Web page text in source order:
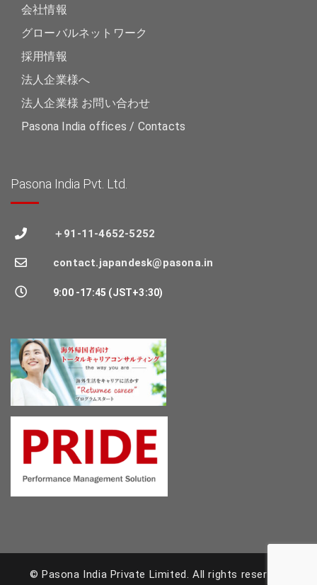
会社情報
グローバルネットワーク
採用情報
法人企業様へ
法人企業様 お問い合わせ
Pasona India offices / Contacts
Pasona India Pvt. Ltd.
＋91-11-4652-5252
contact.japandesk@pasona.in
9:00 -17:45 (JST+3:30)
© Pasona India Private Limited.All rights reserved.